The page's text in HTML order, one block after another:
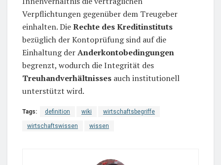
Verpflichtungen gegenüber dem Treugeber
einhalten. DieRechte des Kreditinstituts
bezüglich der Kontoprüfung sind auf die
Einhaltung derAnderkontobedingungen
begrenzt, wodurch die Integrität des
Treuhandverhältnisses auch institutionell
unterstützt wird.
Tags: definition wiki wirtschaftsbegriffe
wirtschaftswissen wissen